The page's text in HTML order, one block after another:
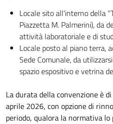
Locale sito all'interno della
Piazzetta M. Palmerini), da
attività laboratoriale e di
Locale posto al piano terra,
Sede Comunale, da
spazio espositivo e vetrina
La durata della convenzione è
aprile 2026, con opzione di
periodo, qualora la normativa lo